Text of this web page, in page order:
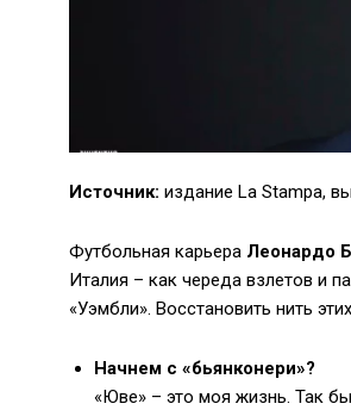
Источник: издание La Stampa,
Футбольная карьера Леонардо
Италия – как череда взлетов и
«Уэмбли». Восстановить нить
Начнем с «бьянконери»?
«Юве» – это моя жизнь. Так